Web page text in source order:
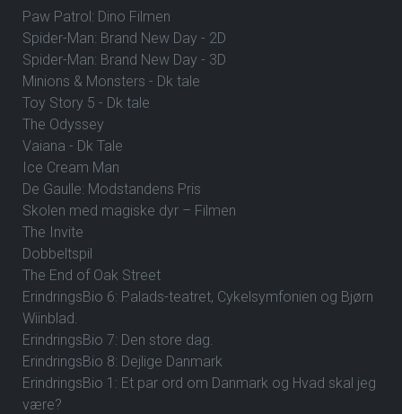
Paw Patrol: Dino Filmen
Spider-Man: Brand New Day - 2D
Spider-Man: Brand New Day - 3D
Minions & Monsters - Dk tale
Toy Story 5 - Dk tale
The Odyssey
Vaiana - Dk Tale
Ice Cream Man
De Gaulle: Modstandens Pris
Skolen med magiske dyr – Filmen
The Invite
Dobbeltspil
The End of Oak Street
ErindringsBio 6: Palads-teatret, Cykelsymfonien og Bjørn
Wiinblad.
ErindringsBio 7: Den store dag.
ErindringsBio 8: Dejlige Danmark
ErindringsBio 1: Et par ord om Danmark og Hvad skal jeg
være?